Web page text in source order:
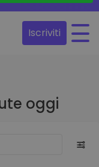
Iscriviti
oggi